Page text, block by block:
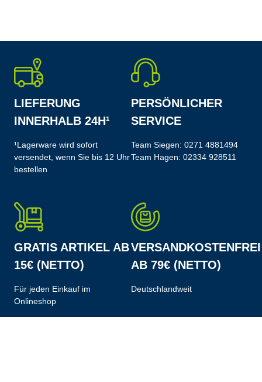
LIEFERUNG
INNERHALB 24H¹
¹Lagerware wird sofort
versendet, wenn Sie bis 12 Uhr
bestellen
PERSÖNLICHER
SERVICE
Team Siegen: 0271 4881494
Team Hagen: 02334 928511
GRATIS ARTIKEL AB
15€ (NETTO)
Für jeden Einkauf im
Onlineshop
VERSANDKOSTENFREI
AB 79€ (NETTO)
Deutschlandweit